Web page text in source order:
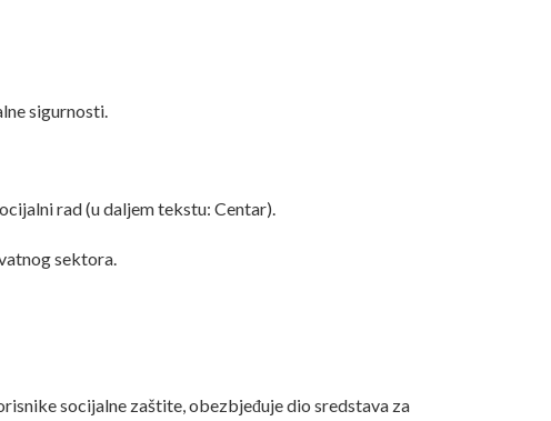
sigurnosti.
rad (u daljem tekstu: Centar).
sektora.
socijalne zaštite, obezbjeđuje dio sredstava za